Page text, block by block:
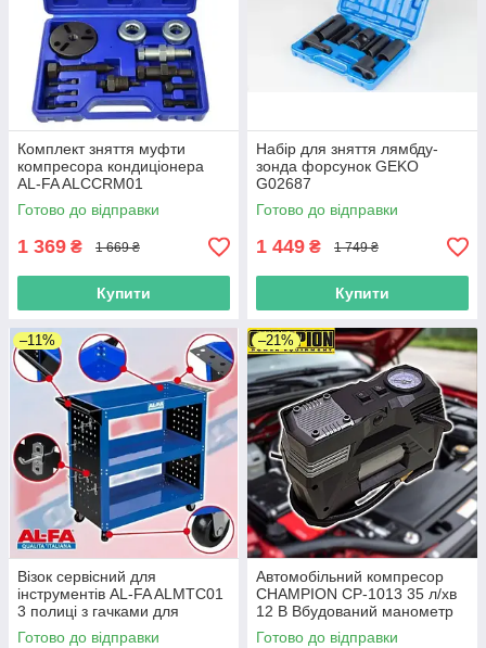
Комплект зняття муфти
компресора кондиціонера
AL-FA ALCCRM01
Готово до відправки
1 369 ₴ 1 669 ₴
Купити
Набір для зняття лямбду-
зонда форсунок GEKO
G02687
Готово до відправки
1 449 ₴ 1 749 ₴
Купити
–11%
Візок сервісний для
інструментів AL-FA ALMTC01
3 полиці з гачками для
інструментів
Готово до відправки
–21%
Автомобільний компресор
CHAMPION CP-1013 35 л/хв
12 В Вбудований манометр
Готово до відправки